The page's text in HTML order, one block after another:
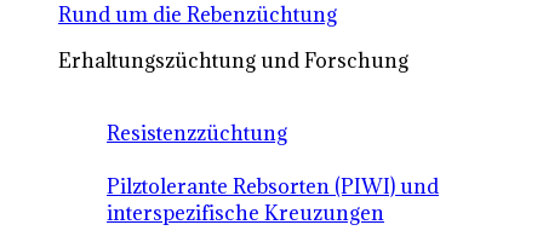
Rund um die Rebenzüchtung
Erhaltungszüchtung und Forschung
Resistenzzüchtung
Pilztolerante Rebsorten (PIWI) und
interspezifische Kreuzungen